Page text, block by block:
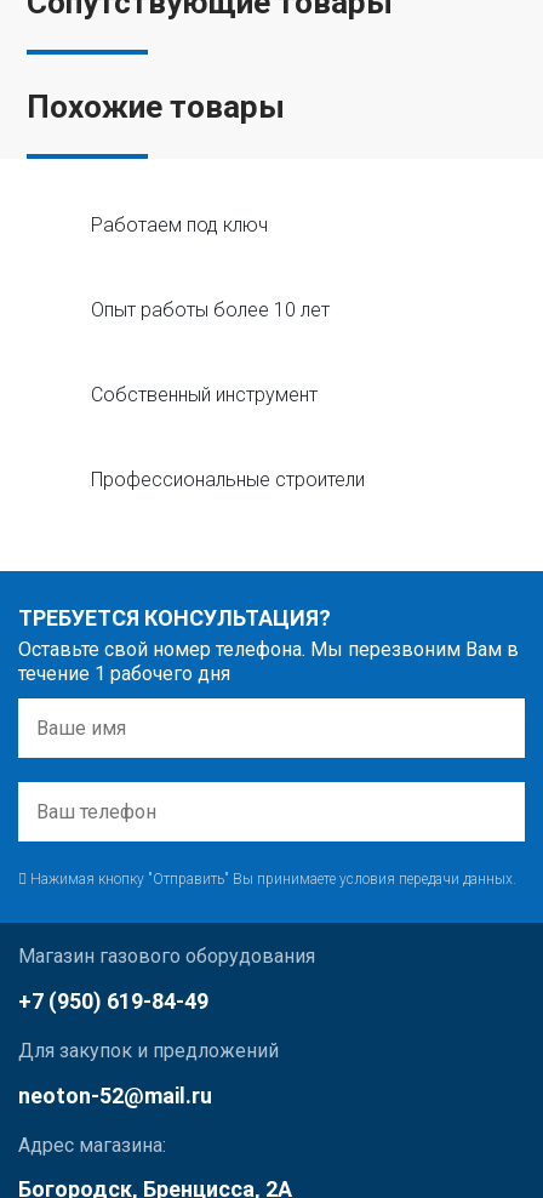
Похожие товары
Работаем под ключ
Опыт работы более 10 лет
Собственный инструмент
Профессиональные строители
ТРЕБУЕТСЯ КОНСУЛЬТАЦИЯ?
Оставьте свой номер телефона. Мы перезвоним Вам в
течение 1 рабочего дня
Нажимая кнопку "Отправить" Вы принимаете условия передачи данных.
Магазин газового оборудования
+7 (950) 619-84-49
Для закупок и предложений
neoton-52@mail.ru
Адрес магазина:
Богородск, Бренцисса, 2А